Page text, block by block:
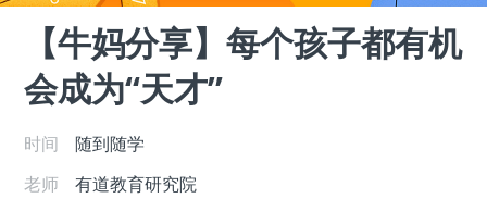
【牛妈分享】每个孩子都有机
会成为“天才”
时间
随到随学
老师
有道教育研究院